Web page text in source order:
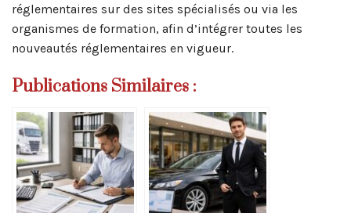
réglementaires sur des sites spécialisés ou via les
organismes de formation, afin d’intégrer toutes les
nouveautés réglementaires en vigueur.
Publications Similaires :